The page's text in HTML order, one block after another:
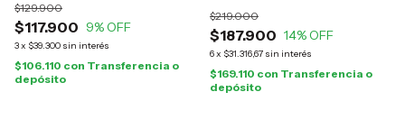
$117.900
$129.900
9% OFF
3x $39.300 sin interés
$106.110 con Transferencia o
depósito
$187.900
$219.000
14% OFF
6x $31.316,67 sin interés
$169.110 con Transferencia o
depósito